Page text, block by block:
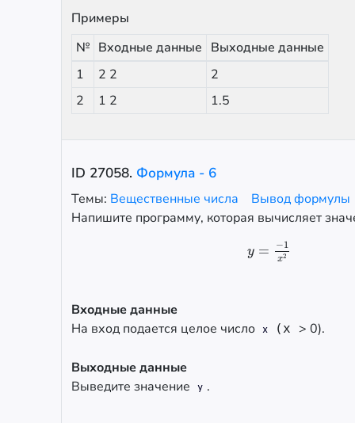
Примеры
№ Входные данные Выходные данные
1
2 2
2
2
1 2 1.5
ID 27058. Формула - 6
Темы: Вещественные числа
Вывод формулы
Напишите программу, которая вычисляет
y = −1
x2
y=− 1x2
Входные данные
На вход подается целое число x (x > 0).
Выходные данные
Выведите значение
y .